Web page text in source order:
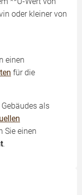
oder kleiner von
einen
für die
als
Sie einen
.